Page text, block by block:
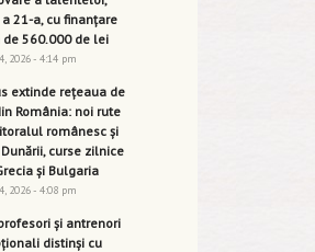
21-a, cu finanțare
560.000 de lei
2026 - 4:14 pm
extinde rețeaua de
România: noi rute
românesc și
curse zilnice
și Bulgaria
2026 - 4:08 pm
și antrenori
distinși cu